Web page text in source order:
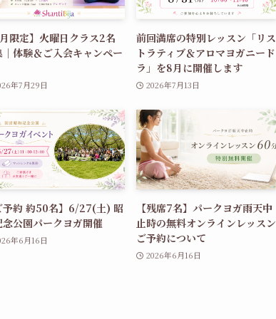
月限定】火曜日クラス2名
｜体験＆ご入会キャンペー
年7月29日
前回満席の特別レッスン「リス
トラティブ＆アロマヨガニード
ラ」を8月に開催します
2026年7月13日
予約 約50名】6/27(土) 昭
念公園パークヨガ開催
年6月16日
【残席7名】パークヨガ雨天中
止時の無料オンラインレッスン
ご予約について
2026年6月16日